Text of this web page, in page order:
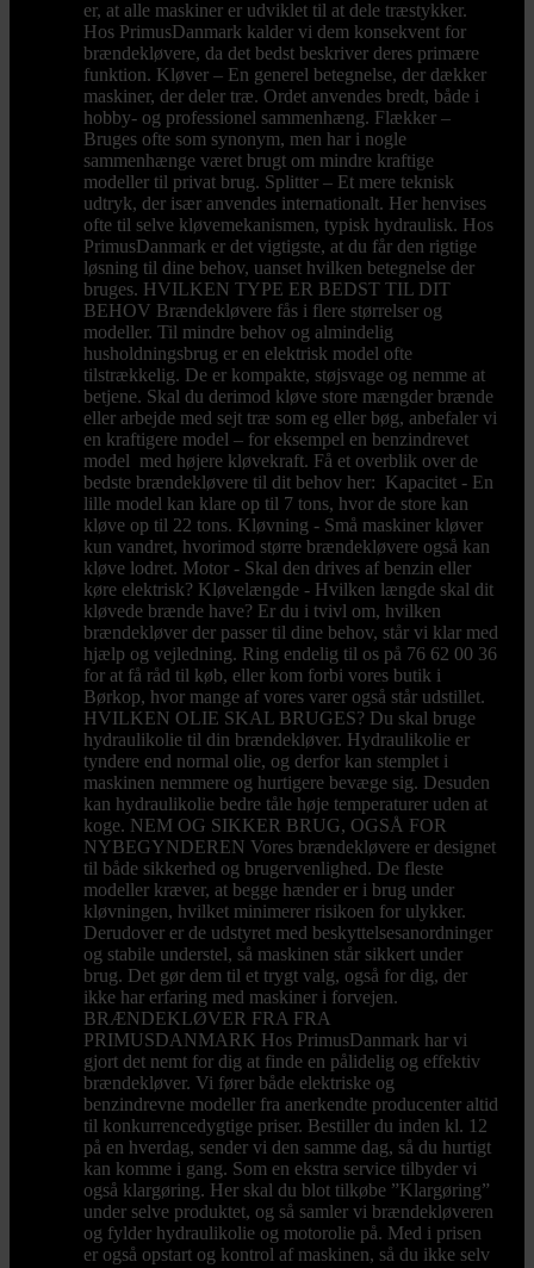
er, at alle maskiner er udviklet til at dele træstykker.
Hos PrimusDanmark kalder vi dem konsekvent for
brændekløvere, da det bedst beskriver deres primære
funktion. Kløver – En generel betegnelse, der dækker
maskiner, der deler træ. Ordet anvendes bredt, både i
hobby- og professionel sammenhæng. Flækker –
Bruges ofte som synonym, men har i nogle
sammenhænge været brugt om mindre kraftige
modeller til privat brug. Splitter – Et mere teknisk
udtryk, der især anvendes internationalt. Her henvises
ofte til selve kløvemekanismen, typisk hydraulisk. Hos
PrimusDanmark er det vigtigste, at du får den rigtige
løsning til dine behov, uanset hvilken betegnelse der
bruges. HVILKEN TYPE ER BEDST TIL DIT
BEHOV Brændekløvere fås i flere størrelser og
modeller. Til mindre behov og almindelig
husholdningsbrug er en elektrisk model ofte
tilstrækkelig. De er kompakte, støjsvage og nemme at
betjene. Skal du derimod kløve store mængder brænde
eller arbejde med sejt træ som eg eller bøg, anbefaler vi
en kraftigere model – for eksempel en benzindrevet
model med højere kløvekraft. Få et overblik over de
bedste brændekløvere til dit behov her: Kapacitet - En
lille model kan klare op til 7 tons, hvor de store kan
kløve op til 22 tons. Kløvning - Små maskiner kløver
kun vandret, hvorimod større brændekløvere også kan
kløve lodret. Motor - Skal den drives af benzin eller
køre elektrisk? Kløvelængde - Hvilken længde skal dit
kløvede brænde have? Er du i tvivl om, hvilken
brændekløver der passer til dine behov, står vi klar med
hjælp og vejledning. Ring endelig til os på 76 62 00 36
for at få råd til køb, eller kom forbi vores butik i
Børkop, hvor mange af vores varer også står udstillet.
HVILKEN OLIE SKAL BRUGES? Du skal bruge
hydraulikolie til din brændekløver. Hydraulikolie er
tyndere end normal olie, og derfor kan stemplet i
maskinen nemmere og hurtigere bevæge sig. Desuden
kan hydraulikolie bedre tåle høje temperaturer uden at
koge. NEM OG SIKKER BRUG, OGSÅ FOR
NYBEGYNDEREN Vores brændekløvere er designet
til både sikkerhed og brugervenlighed. De fleste
modeller kræver, at begge hænder er i brug under
kløvningen, hvilket minimerer risikoen for ulykker.
Derudover er de udstyret med beskyttelsesanordninger
og stabile understel, så maskinen står sikkert under
brug. Det gør dem til et trygt valg, også for dig, der
ikke har erfaring med maskiner i forvejen.
BRÆNDEKLØVER FRA FRA
PRIMUSDANMARK Hos PrimusDanmark har vi
gjort det nemt for dig at finde en pålidelig og effektiv
brændekløver. Vi fører både elektriske og
benzindrevne modeller fra anerkendte producenter altid
til konkurrencedygtige priser. Bestiller du inden kl. 12
på en hverdag, sender vi den samme dag, så du hurtigt
kan komme i gang. Som en ekstra service tilbyder vi
også klargøring. Her skal du blot tilkøbe ”Klargøring”
under selve produktet, og så samler vi brændekløveren
og fylder hydraulikolie og motorolie på. Med i prisen
er også opstart og kontrol af maskinen, så du ikke selv